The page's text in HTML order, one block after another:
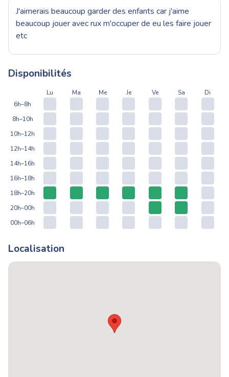
J'aimerais beaucoup garder des enfants car j'aime
beaucoup jouer avec rux m'occuper de eu les faire jouer
etc
Disponibilités
Lu Ma Me Je Ve Sa
Di
6h–8h
8h–10h
10h–12h
12h–14h
14h–16h
16h–18h
18h–20h
20h–00h
00h–06h
Localisation